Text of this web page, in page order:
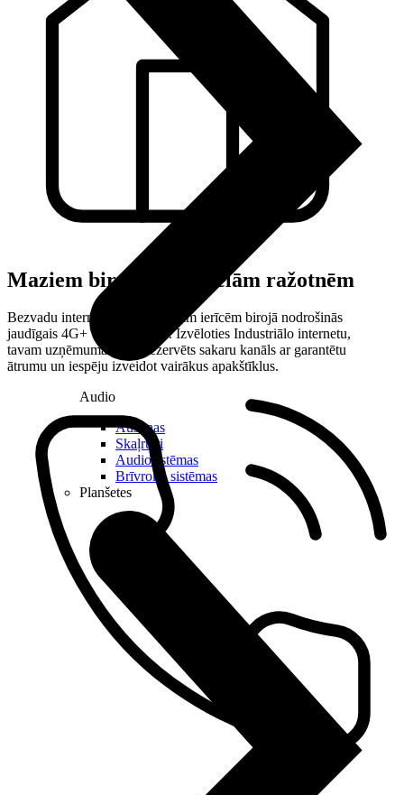
Audio
Austiņas
Skaļruņi
Audiosistēmas
Brīvroku sistēmas
Planšetes
Maziem birojiem un lielām ražotnēm
Bezvadu interneta piekļuvi visām ierīcēm birojā nodrošinās
jaudīgais 4G+ vai 5G rūteris. Izvēloties Industriālo internetu,
tavam uzņēmumam būs rezervēts sakaru kanāls ar garantētu
ātrumu un iespēju izveidot vairākus apakštīklus.